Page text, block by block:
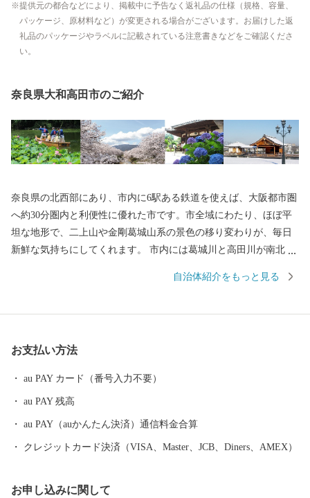
提供元の都合などにより、掲載中に予告なく返礼品の仕様（規格、容量、
パッケージ、原材料など）が変更される場合がございます。お届けした返
礼品のパッケージやラベルに記載されている注意書きなどをご確認くださ
い。
奈良県大和高田市のご紹介
奈良県の北西部にあり、市内に6駅ある鉄道を使えば、大阪都市圏
へ約30分圏内と利便性に優れた市です。市全域にわたり、ほぼ平
坦な地形で、二上山や金剛葛城山系の景色の移り変わりが、毎日
新鮮な気持ちにしてくれます。 市内には葛城川と高田川が南北に
にわたり、見事な桜のトンネルが続きます。夜になってもライト
橋駅から「急行」で約30分 ・JR大和路線天王寺駅から「区間快
約10分 ・奈良市から「国道24号」で約50分 ■寄付お申し込み後の
お問い合わせ ふるさと納税サポートセンター TEL：0570-015-482
E-mail: ask-fc@furusato-support.jp （平日10時～17時）祝祭日・特定
市 ワンストップ特例申請窓口 SNP 行
自治体紹介をもっと見る
お支払い方法
au PAY カード（番号入力不要）
au PAY 残高
au PAY（auかんたん決済）通信料金合算
クレジットカード決済（VISA、Master、JCB、Diners、AMEX）
お申し込みに関して